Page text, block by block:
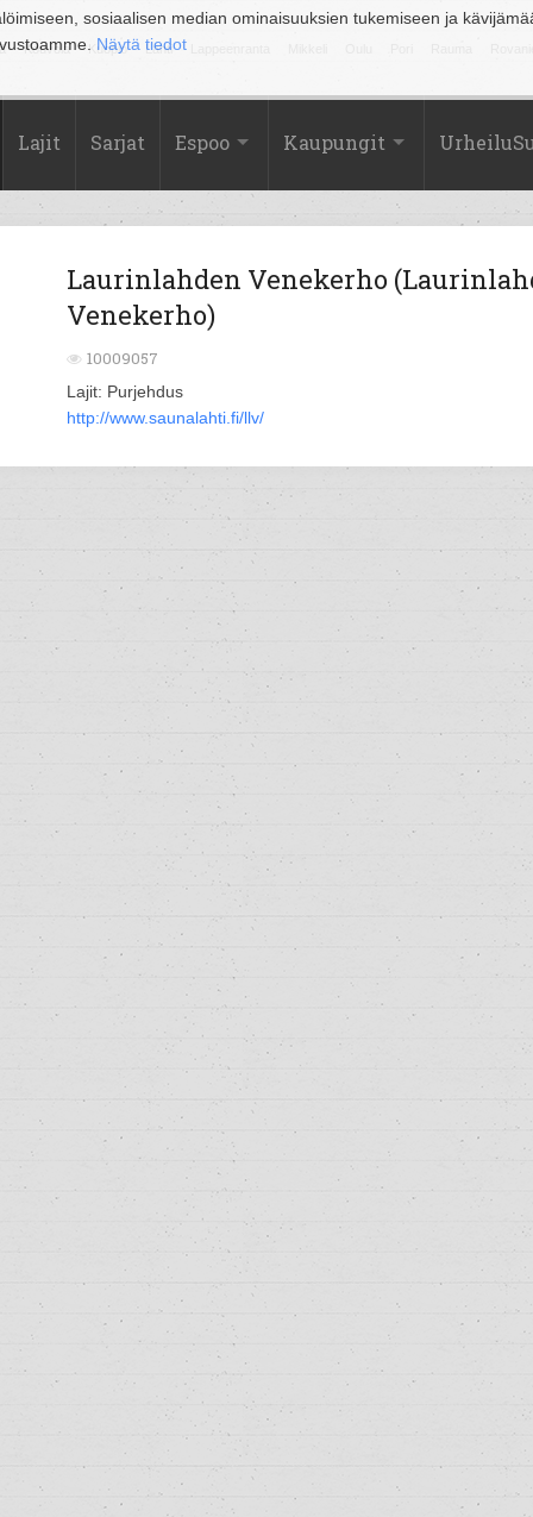
sosiaalisen median ominaisuuksien tukemiseen ja
Näytä tiedot
Kouvola Kuopio Lahti
Lajit Sarjat Espoo Kaupungit
Laurinlahden Venekerho
Venekerho)
10009057
Lajit: Purjehdus
http://www.saunalahti.fi/llv/